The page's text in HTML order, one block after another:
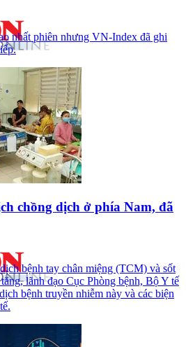
nhất phiên nhưng VN-Index đã ghi
chồng dịch ở phía Nam, đã
bệnh tay chân miệng (TCM) và sốt
lãnh đạo Cục Phòng bệnh, Bộ Y tế
bệnh truyền nhiễm này và các biện